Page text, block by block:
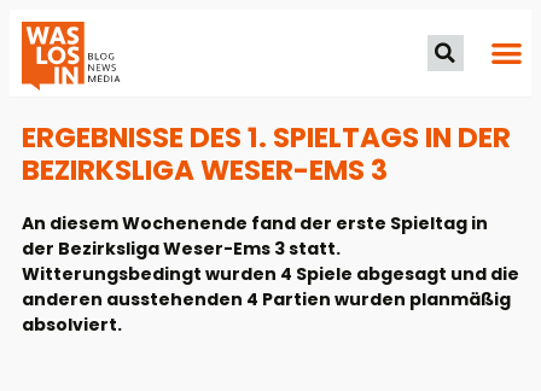
ERGEBNISSE DES 1. SPIELTAGS IN DER
BEZIRKSLIGA WESER-EMS 3
An diesem Wochenende fand der erste Spieltag in
der Bezirksliga Weser-Ems 3 statt.
Witterungsbedingt wurden 4 Spiele abgesagt und die
anderen ausstehenden 4 Partien wurden planmäßig
absolviert.